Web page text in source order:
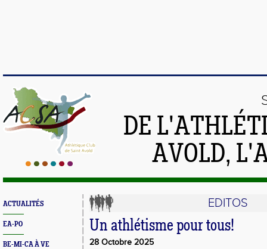
DE
AVOLD,
ACTUALITÉS
EA-PO
BE-MI-CA À VE
EDITOS
Un athlétisme pour tous!
28 Octobre 2025